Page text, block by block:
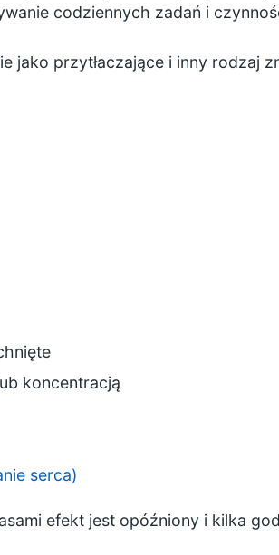
codziennych zadań i
jako przytłaczające i inny rodzaj
koncentracją
serca)
efekt jest opóźniony i kilka